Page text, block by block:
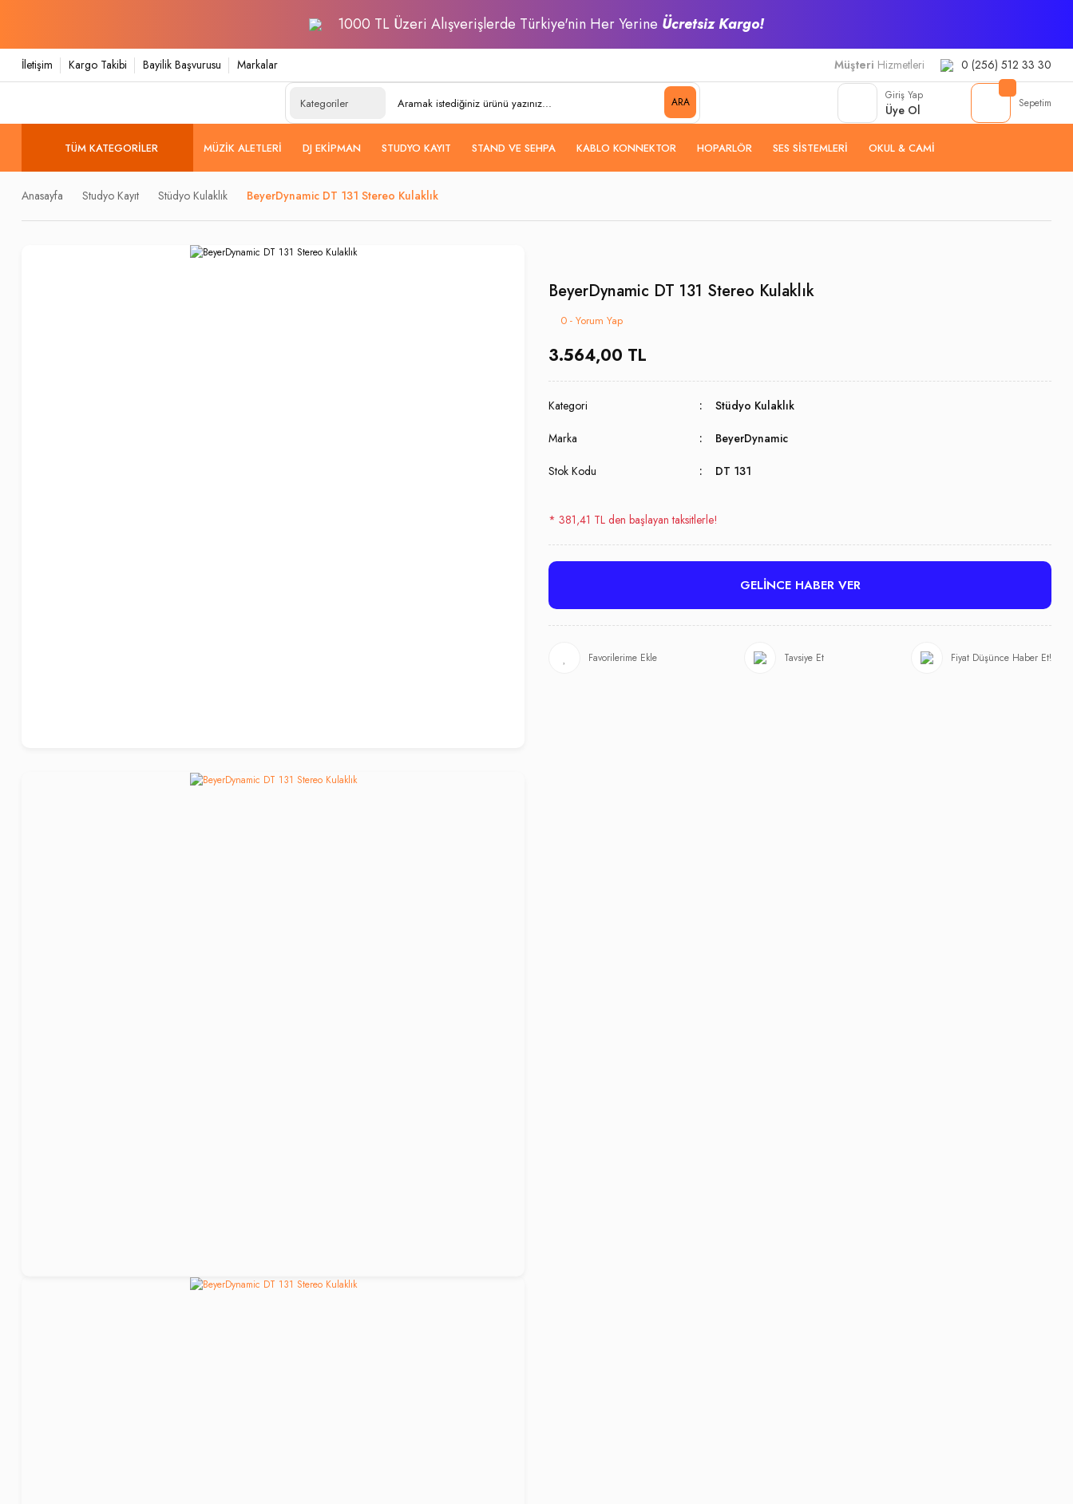
1000 TL Üzeri Alışverişlerde Türkiye'nin Her Yerine Ücretsiz Kargo!
İletişim Kargo Takibi Bayilik Başvurusu Markalar Müşteri Hizmetleri 0 (256) 512 33 30
ARA
Giriş Yap
Üye Ol Sepetim
TÜM KATEGORILER MÜZIK ALETLERI DJ EKIPMAN STUDYO KAYIT STAND VE SEHPA KABLO KONNEKTOR HOPARLÖR SES SISTEMLERI OKUL & CAMI
Anasayfa Studyo Kayıt Stüdyo Kulaklık BeyerDynamic DT 131 Stereo Kulaklık
BeyerDynamic DT 131 Stereo Kulaklık
0 - Yorum Yap
3.564,00 TL
Kategori Stüdyo Kulaklık
Marka BeyerDynamic
Stok Kodu DT 131
* 381,41 TL den başlayan taksitlerle!
GELİNCE HABER VER
Tavsiye Et Fiyat Düşünce Haber Et!